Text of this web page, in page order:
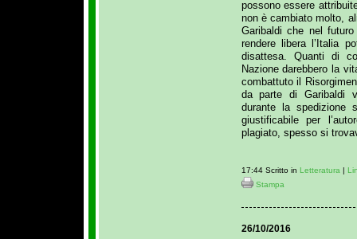
possono essere
non è cambiato molto,
Garibaldi che nel
rendere libera l’Italia
disattesa. Quanti di
Nazione darebbero la
combattuto il
da parte di Garibaldi
durante la
giustificabile per
plagiato, spesso si
17:44 Scritto in Letteratura |
Stampa
26/10/2016